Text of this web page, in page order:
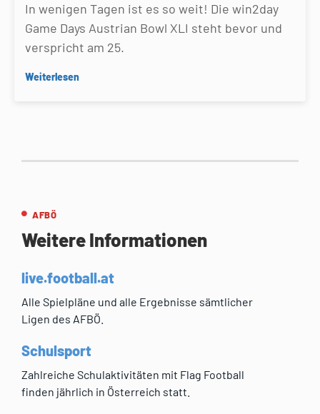
In wenigen Tagen ist es so weit! Die win2day
Game Days Austrian Bowl XLI steht bevor und
verspricht am 25.
Weiterlesen
AFBÖ
Weitere Informationen
live.football.at
Alle Spielpläne und alle Ergebnisse sämtlicher
Ligen des AFBÖ.
Schulsport
Zahlreiche Schulaktivitäten mit Flag Football
finden jährlich in Österreich statt.